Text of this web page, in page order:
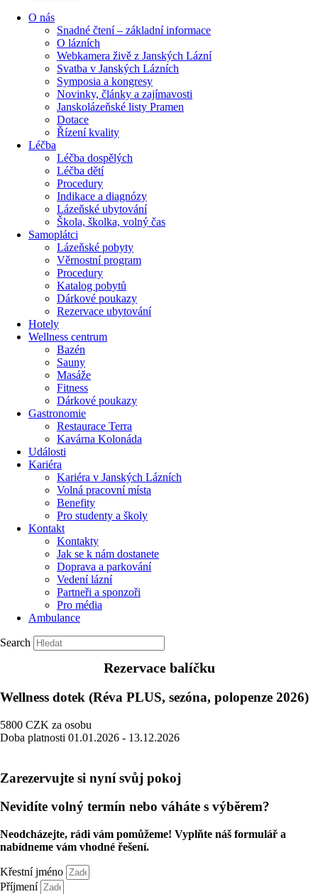
O nás
Snadné čtení – základní informace
O lázních
Webkamera živě z Janských Lázní
Svatba v Janských Lázních
Symposia a kongresy
Novinky, články a zajímavosti
Janskolázeňské listy Pramen
Dotace
Řízení kvality
Léčba
Léčba dospělých
Léčba dětí
Procedury
Indikace a diagnózy
Lázeňské ubytování
Škola, školka, volný čas
Samoplátci
Lázeňské pobyty
Věrnostní program
Procedury
Katalog pobytů
Dárkové poukazy​
Rezervace ubytování
Hotely
Wellness centrum
Bazén
Sauny
Masáže
Fitness
Dárkové poukazy​
Gastronomie
Restaurace Terra
Kavárna Kolonáda
Události
Kariéra
Kariéra v Janských Lázních
Volná pracovní místa
Benefity
Pro studenty a školy
Kontakt
Kontakty
Jak se k nám dostanete
Doprava a parkování
Vedení lázní
Partneři a sponzoři
Pro média
Ambulance
Search
Rezervace balíčku
Wellness dotek (Réva PLUS, sezóna, polopenze 2026)
5800 CZK za osobu
Doba platnosti 01.01.2026 - 13.12.2026
Zarezervujte si nyní svůj pokoj
Nevidíte volný termín nebo váháte s výběrem?
Neodcházejte, rádi vám pomůžeme! Vyplňte náš formulář a
nabídneme vám vhodné řešení.
Křestní jméno
Příjmení